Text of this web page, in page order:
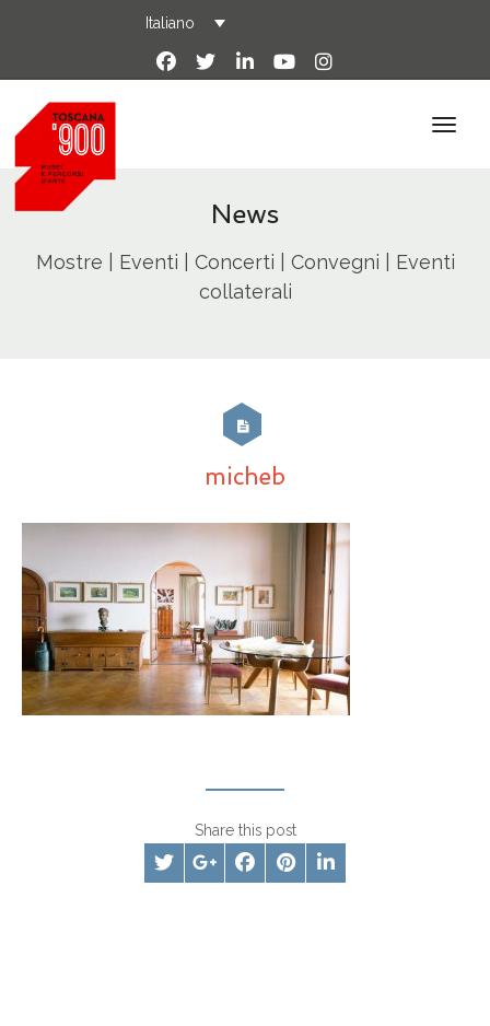
Italiano
News
Mostre | Eventi | Concerti | Convegni | Eventi
collaterali
micheb
Share this post